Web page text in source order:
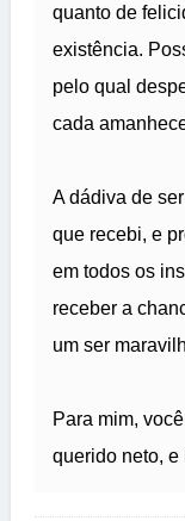
quanto de
existência.
pelo qual
cada
A dádiva de
que recebi, e
em todos os
receber a
um ser
Para mim,
querido neto, e